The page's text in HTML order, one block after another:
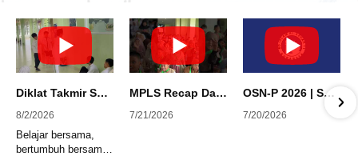
Diklat Takmir SDI Al Azhar 11 Surabaya
8/2/2026
Belajar bersama,
bertumbuh bersama,
MPLS Recap Day 1 - SDI Al Azhar 11 Surabaya
7/21/2026
OSN-P 2026 | SD - 20533043 - SD ISLAM AL AZHAR 11 SURABAYA | IPA
7/20/2026